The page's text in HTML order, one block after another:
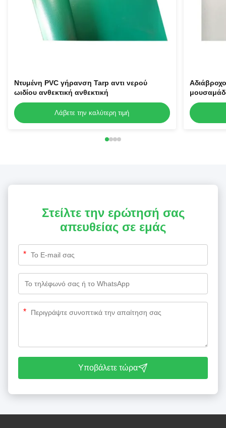
Ντυμένη PVC γήρανση Tarp αντι νερού
ωιδίου ανθεκτική ανθεκτική
Λάβετε την καλύτερη τιμή
ανθεκτικό
Στείλτε την ερώτησή σας
απευθείας σε εμάς
*
*
Υποβάλετε τώρα